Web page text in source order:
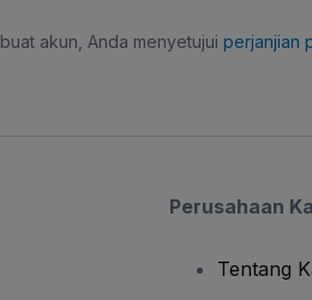
akun, Anda menyetujui perjanjian
Perusahaan
Tentang